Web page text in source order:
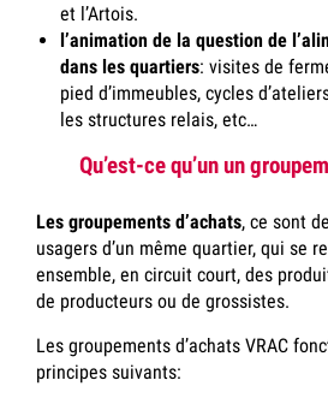
et l’Artois.
l’animation de la question de
dans les quartiers: visites de
pied d’immeubles, cycles
les structures relais, etc…
Qu’est-ce qu’un un
Les groupements d’achats, ce sont
usagers d’un même quartier, qui se
ensemble, en circuit court, des
de producteurs ou de grossistes.
Les groupements d’achats VRAC
principes suivants: